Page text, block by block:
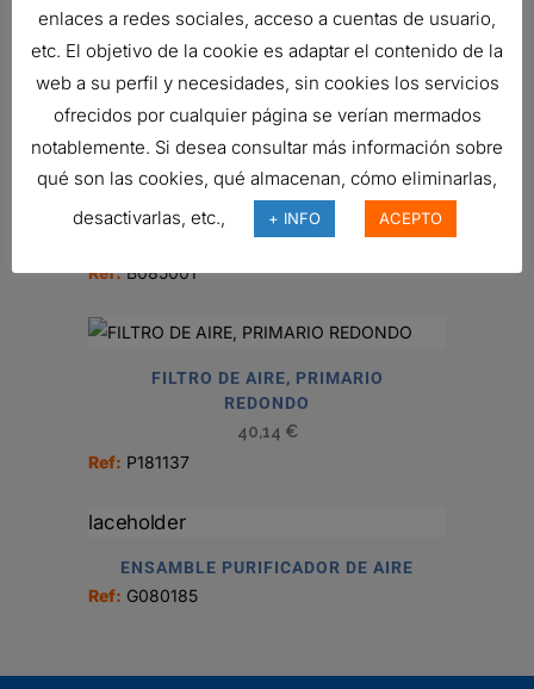
FILTRO DE AIRE, FPG RADIALSEAL
Ref:G070019
FILTRO DE AIRE, PRIMARIO
DURALITE
51,31€
Ref:B085001
FILTRO DE AIRE, PRIMARIO
REDONDO
40,14 €
Ref: P181137
ENSAMBLE PURIFICADOR DE AIRE
Ref: G080185
enlaces a redes sociales, acceso a cuentas de usuario,
etc. El objetivo de la cookie es adaptar el contenido de la
web a su perfil y necesidades, sin cookies los servicios
ofrecidos por cualquier página se verían mermados
notablemente. Si desea consultar más información sobre
qué son las cookies, qué almacenan, cómo eliminarlas,
desactivarlas, etc.,
+ INFO ACEPTO